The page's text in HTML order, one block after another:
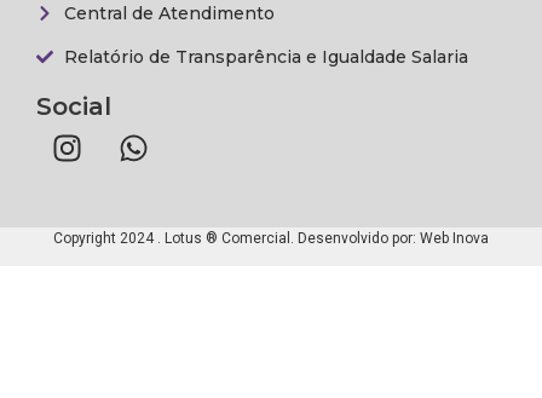
Central de Atendimento
Relatório de Transparência e Igualdade Salaria
Social
Copyright 2024 . Lotus ® Comercial. Desenvolvido por: Web Inova